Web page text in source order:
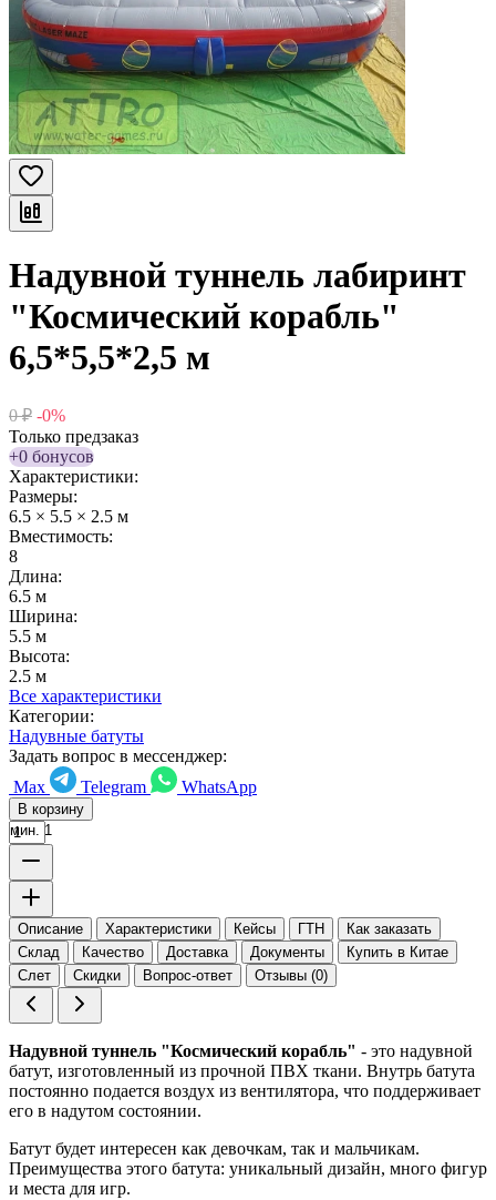
Надувной туннель лабиринт
"Космический корабль"
6,5*5,5*2,5 м
0 ₽ -0%
Только предзаказ
+0 бонусов
Характеристики:
Размеры:
6.5 × 5.5 × 2.5 м
Вместимость:
8
Длина:
6.5 м
Ширина:
5.5 м
Высота:
2.5 м
Все характеристики
Категории:
Надувные батуты
Задать вопрос в мессенджер:
Max
Telegram WhatsApp
В корзину
мин. 1
Описание Характеристики Кейсы ГТН
Как заказать
Склад
Качество Доставка Документы
Купить в Китае
Слет
Скидки Вопрос-ответ Отзывы (0)
Надувной туннель "Космический корабль" - это надувной
батут, изготовленный из прочной ПВХ ткани. Внутрь батута
постоянно подается воздух из вентилятора, что поддерживает
его в надутом состоянии.
Батут будет интересен как девочкам, так и мальчикам.
Преимущества этого батута: уникальный дизайн, много фигур
и места для игр.